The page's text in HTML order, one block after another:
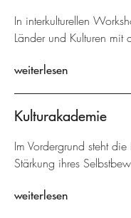
In interkulturellen
Länder und Kulturen mit
weiterlesen
Kulturakademie
Im Vordergrund steht
Stärkung ihres
weiterlesen